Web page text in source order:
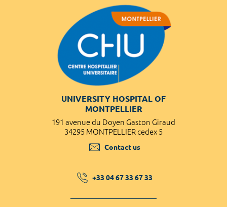
UNIVERSITY HOSPITAL OF
MONTPELLIER
191 avenue du Doyen Gaston Giraud
34295 MONTPELLIER cedex 5
Contact us
+33 04 67 33 67 33